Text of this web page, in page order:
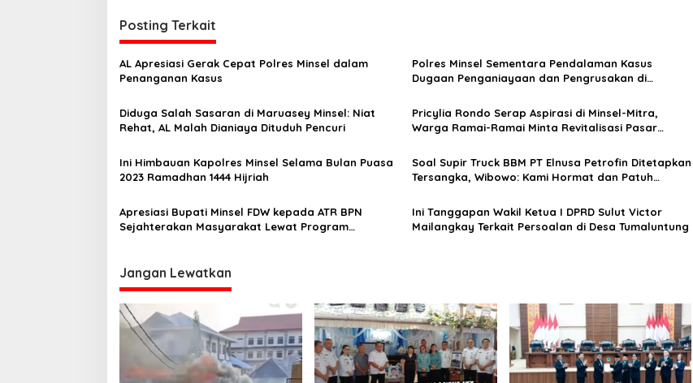
i
g
a
s
i
p
s
Posting Terkait
AL Apresiasi Gerak Cepat Polres Minsel dalam
Penanganan Kasus
Polres Minsel Sementara Pendalaman Kasus
Dugaan Penganiayaan dan Pengrusakan di
Diduga Salah Sasaran di Maruasey Minsel: Niat
Rehat, AL Malah Dianiaya Dituduh Pencuri
Pricylia Rondo Serap Aspirasi di Minsel-Mitra,
Warga Ramai-Ramai Minta Revitalisasi Pasar
Ini Himbauan Kapolres Minsel Selama Bulan Puasa
2023 Ramadhan 1444 Hijriah
Soal Supir Truck BBM PT Elnusa Petrofin Ditetapkan
Tersangka, Wibowo: Kami Hormat dan Patuh
Apresiasi Bupati Minsel FDW kepada ATR BPN
Sejahterakan Masyarakat Lewat Program
Ini Tanggapan Wakil Ketua I DPRD Sulut Victor
Mailangkay Terkait Persoalan di Desa Tumaluntung
Jangan Lewatkan